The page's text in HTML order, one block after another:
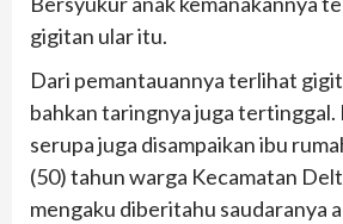
gigitan ular itu.
Dari pemantauannya terlihat
bahkan taringnya juga tertinggal.
serupa juga disampaikan ibu
(50) tahun warga Kecamatan
mengaku diberitahu saudaranya